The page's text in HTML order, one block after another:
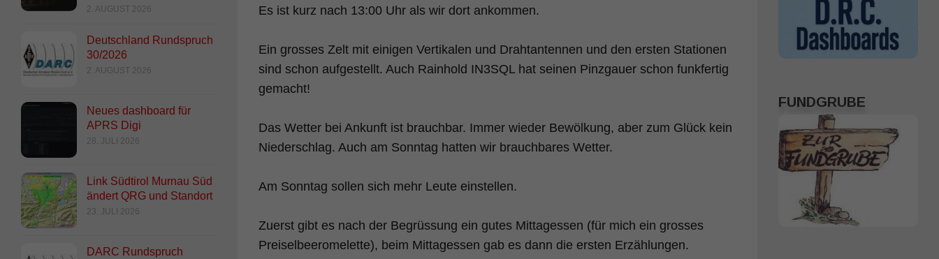
Es ist kurz nach 13:00 Uhr als wir dort ankommen.
Ein grosses Zelt mit einigen Vertikalen und Drahtantennen und den ersten Stationen
sind schon aufgestellt. Auch Rainhold IN3SQL hat seinen Pinzgauer schon funkfertig
gemacht!
Das Wetter bei Ankunft ist brauchbar. Immer wieder Bewölkung, aber zum Glück kein
Niederschlag. Auch am Sonntag hatten wir brauchbares Wetter.
Am Sonntag sollen sich mehr Leute einstellen.
Zuerst gibt es nach der Begrüssung ein gutes Mittagessen (für mich ein grosses
Preiselbeeromelette), beim Mittagessen gab es dann die ersten Erzählungen.
2. AUGUST 2026
Deutschland Rundspruch
30/2026
2. AUGUST 2026
Neues dashboard für
APRS Digi
28. JULI 2026
Link Südtirol Murnau Süd
ändert QRG und Standort
23. JULI 2026
DARC Rundspruch
FUNDGRUBE